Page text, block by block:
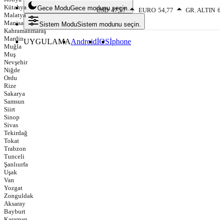
Kütahya
Malatya
Manisa
Kahramanmaraş
Mardin
Muğla
Muş
Nevşehir
Niğde
Ordu
Rize
Sakarya
Samsun
Siirt
Sinop
Sivas
Tekirdağ
Tokat
Trabzon
Tunceli
Şanlıurfa
Uşak
Van
Yozgat
Zonguldak
Aksaray
Bayburt
USD 47,57 EURO 54,77 GR. ALTIN
Gece ModuGece modunu seçin.
Sistem ModuSistem modunu seçin.
UYGULAMAAndroidİOSİphone